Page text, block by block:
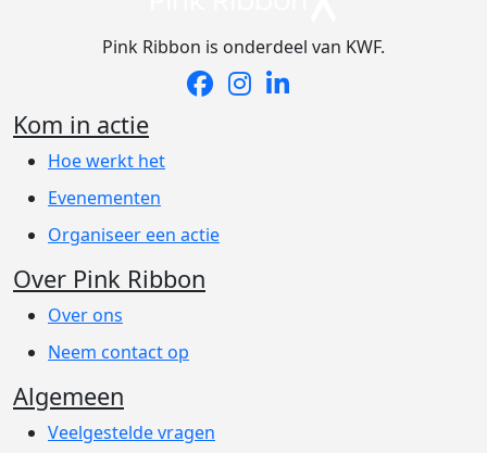
Pink Ribbon is onderdeel van KWF.
Kom in actie
Hoe werkt het
Evenementen
Organiseer een actie
Over Pink Ribbon
Over ons
Neem contact op
Algemeen
Veelgestelde vragen